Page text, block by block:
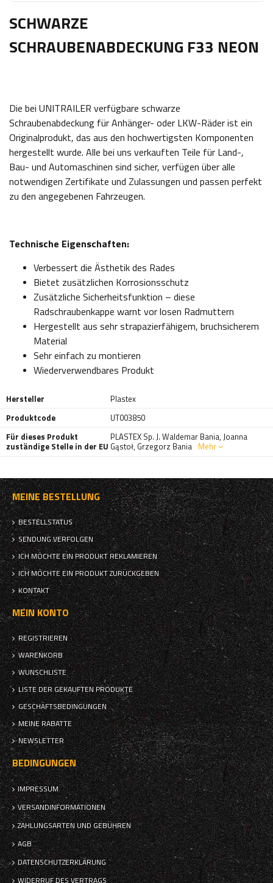
SCHWARZE
SCHRAUBENABDECKUNG F33 NEON
Die bei UNITRAILER verfügbare schwarze
Schraubenabdeckung für Anhänger- oder LKW-Räder ist ein
Originalprodukt, das aus den hochwertigsten Komponenten
hergestellt wurde. Alle bei uns verkauften Teile für Land-,
Bau- und Automaschinen sind sicher, verfügen über alle
notwendigen Zertifikate und Zulassungen und passen perfekt
zu den angegebenen Fahrzeugen.
Technische Eigenschaften:
Verbessert die Ästhetik des Rades
Bietet zusätzlichen Korrosionsschutz
Zusätzliche Sicherheitsfunktion – diese
Radschraubenkappe warnt vor losen Radmuttern
Hergestellt aus sehr strapazierfähigem, bruchsicherem
Material
Sehr einfach zu montieren
Wiederverwendbares Produkt
Hersteller
Plastex
Produktcode
UT003850
Für dieses Produkt
zuständige Stelle in der EU
PLASTEX Sp. J. Waldemar Bania, Joanna
Gąstoł, Grzegorz Bania Mehr
MEINE BESTELLUNG
BESTELLSTATUS
SENDUNG VERFOLGEN
ICH MÖCHTE EIN PRODUKT REKLAMIEREN
ICH MÖCHTE EIN PRODUKT ZURÜCKGEBEN
KONTAKT
MEIN KONTO
REGISTRIEREN
WARENKORB
WUNSCHLISTE
LISTE DER GEKAUFTEN PRODUKTE
GESCHÄFTSBEDINGUNGEN
MEINE RABATTE
NEWSLETTER
BEDINGUNGEN
IMPRESSUM
VERSANDINFORMATIONEN
ZAHLUNGSARTEN UND GEBÜHREN
AGB
DATENSCHUTZERKLÄRUNG
WIDERRUF DES VERTRAGS